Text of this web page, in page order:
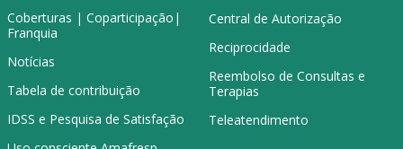
Coberturas | Coparticipação|
Franquia
Notícias
Tabela de contribuição
IDSS e Pesquisa de Satisfação
Central de Autorização
Reciprocidade
Reembolso de Consultas e
Terapias
Teleatendimento